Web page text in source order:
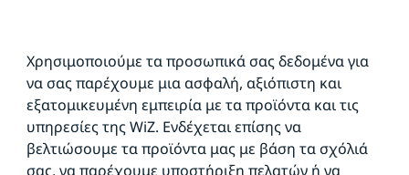
Χρησιμοποιούμε τα προσωπικά σας δεδομένα για
να σας παρέχουμε μια ασφαλή, αξιόπιστη και
εξατομικευμένη εμπειρία με τα προϊόντα και τις
υπηρεσίες της WiZ. Ενδέχεται επίσης να
βελτιώσουμε τα προϊόντα μας με βάση τα σχόλιά
σας, να παρέχουμε υποστήριξη πελατών ή να